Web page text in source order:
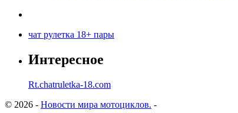
чат рулетка 18+ пары
Интересное
Rt.chatruletka-18.com
© 2026 - Новости мира мотоциклов. -